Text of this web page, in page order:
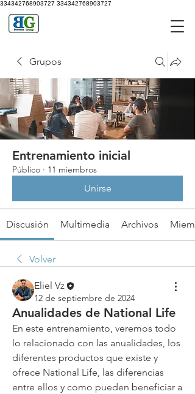
334342768903727 334342768903727
Grupos
Entrenamiento inicial
Público · 11 miembros
Unirse
Discusión Multimedia Archivos
Volver
Eliel Vz
12 de septiembre de 2024
Anualidades de National Life
En este entrenamiento, veremos todo
lo relacionado con las anualidades, los
diferentes productos que existe y
ofrece National Life, las diferencias
entre ellos y como pueden beneficiar a